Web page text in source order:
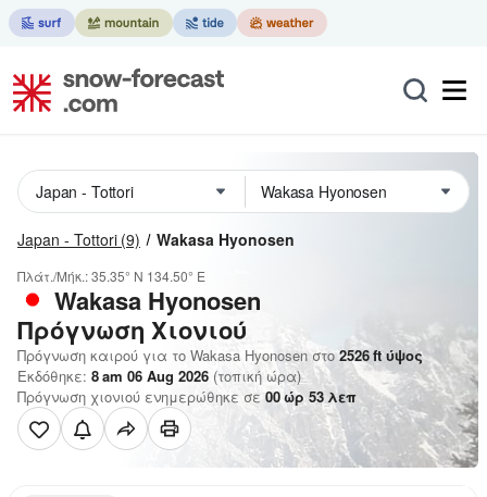
Japan - Tottori (9) Wakasa Hyonosen
Πλάτ./Μήκ.:35.35° N 134.50° E
Wakasa Hyonosen
Πρόγνωση Χιονιού
Πρόγνωση καιρού για το Wakasa Hyonosen στο 2526ftύψος
Εκδόθηκε: 8 am 06 Aug 2026 (τοπική ώρα)
Πρόγνωση χιονιού ενημερώθηκε σε00ώρ 53λεπ